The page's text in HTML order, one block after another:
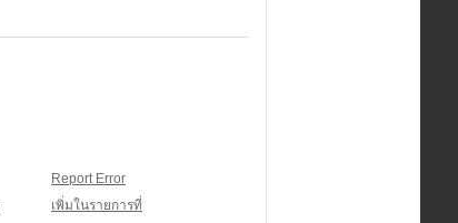
Report Error
เพิ่มในรายการที่